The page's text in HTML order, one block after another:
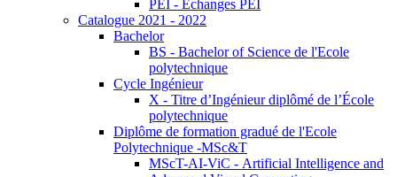
PEI - Echanges PEI
Catalogue 2021 - 2022
Bachelor
BS - Bachelor of Science de l'Ecole
polytechnique
Cycle Ingénieur
X - Titre d’Ingénieur diplômé de l’École
polytechnique
Diplôme de formation gradué de l'Ecole
Polytechnique -MSc&T
MScT-AI-ViC - Artificial Intelligence and